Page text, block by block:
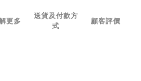
更多
送貨及付款方
式
顧客評價